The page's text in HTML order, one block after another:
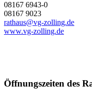
08167 6943-0
08167 9023
rathaus@vg-zolling.de
www.vg-zolling.de
Öffnungszeiten des